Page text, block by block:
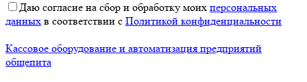
Даю согласие на сбор и обработку моих персональных
данных в соответствии с Политикой конфиденциальности
Кассовое оборудование и автоматизация предприятий
общепита